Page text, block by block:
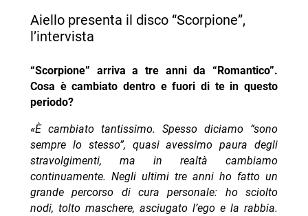
Aiello presenta il disco “Scorpione”,
l’intervista
“Scorpione” arriva a tre anni da “Romantico”.
Cosa è cambiato dentro e fuori di te in questo
periodo?
«È cambiato tantissimo. Spesso diciamo “sono
sempre lo stesso”, quasi avessimo paura degli
stravolgimenti, ma in realtà cambiamo
continuamente. Negli ultimi tre anni ho fatto un
grande percorso di cura personale: ho sciolto
nodi, tolto maschere, asciugato l’ego e la rabbia.